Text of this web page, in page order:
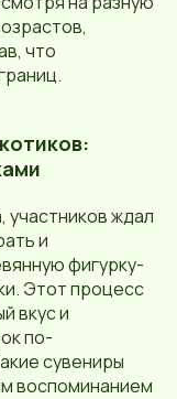
что
ждал
и
фигурку-
Этот процесс
вкус и
по-
сувениры
воспоминанием